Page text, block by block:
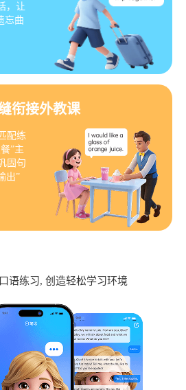
，让
忘曲
衔接外教课
配练
”主
固句
出”
语练习, 创造轻松学习环境